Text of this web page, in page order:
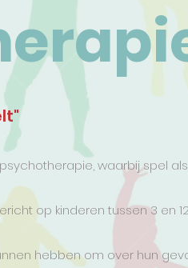
waarbij spel
op kinderen tussen 3 en
hebben om over hun